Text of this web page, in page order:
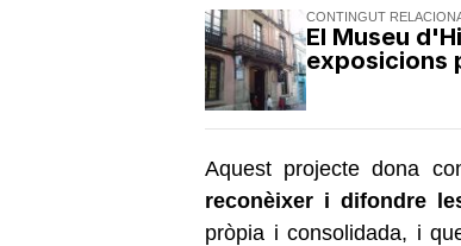
CONTINGUT
El Museu
exposicions
Aquest projecte dona
reconèixer i difondre
pròpia i consolidada, i